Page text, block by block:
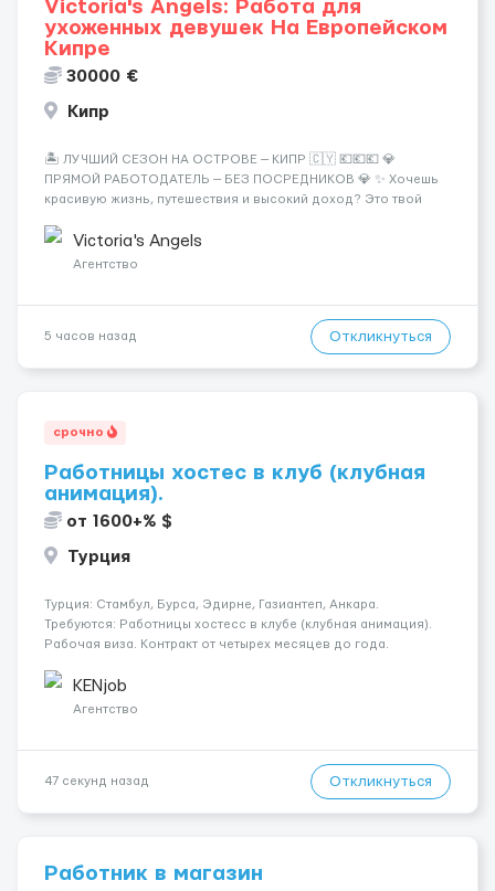
Victoria's Angels: Работа для
ухоженных девушек На Европейском
Кипре
30000 €
Кипр
🏝️ ЛУЧШИЙ СЕЗОН НА ОСТРОВЕ — КИПР 🇨🇾 💶💶💶 💎
ПРЯМОЙ РАБОТОДАТЕЛЬ — БЕЗ ПОСРЕДНИКОВ 💎 ✨ Хочешь
красивую жизнь, путешествия и высокий доход? Это твой
Опытная команда с годами практики — Стабильный поток
клиентов (без ...
Victoria's Angels
Агентство
5 часов назад Откликнуться
срочно
Работницы хостес в клуб (клубная
анимация).
от 1600+% $
Турция
Турция: Стамбул, Бурса, Эдирне, Газиантеп, Анкара.
Требуются: Работницы хостесc в клубе (клубная анимация).
Рабочая виза. Контракт от четырех месяцев до года.
страховка. Высокая зарплата + %. Легально. Безопасно.
*Коммуникабел...
KENjob
Агентство
47 секунд назад Откликнуться
Работник в магазин